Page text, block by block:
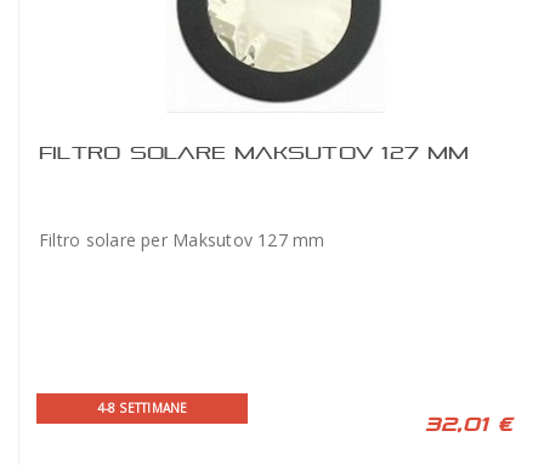
FILTRO SOLARE MAKSUTOV 127 MM
Filtro solare per Maksutov 127 mm
4-8 SETTIMANE
32,01 €